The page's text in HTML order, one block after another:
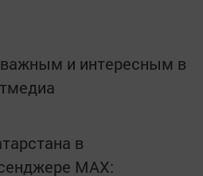
и интересным в
в
MАХ: